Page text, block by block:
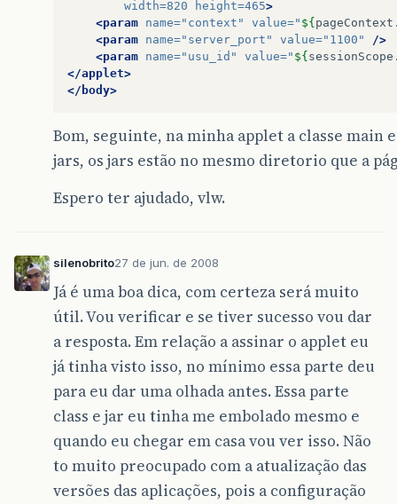
width=820 height=465>
<param name="context" value=" ${pageContext
<param name="server_port" value="1100"
/>
<param name="usu_id" value=" ${sessionScope
</applet>
</body>
Bom, seguinte, na minha applet a classe main
jars, os jars estão no mesmo diretorio que a
Espero ter ajudado, vlw.
silenobrito27 de jun. de 2008
Já é uma boa dica, com certeza será muito
útil. Vou verificar e se tiver sucesso vou dar
a resposta. Em relação a assinar o applet eu
já tinha visto isso, no mínimo essa parte deu
para eu dar uma olhada antes. Essa parte
class e jar eu tinha me embolado mesmo e
quando eu chegar em casa vou ver isso. Não
to muito preocupado com a atualização das
versões das aplicações, pois a configuração